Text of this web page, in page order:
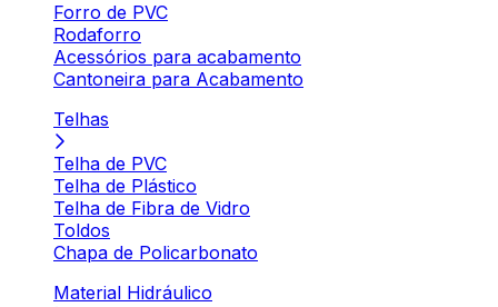
Forro de PVC
Rodaforro
Acessórios para acabamento
Cantoneira para Acabamento
Telhas
Telha de PVC
Telha de Plástico
Telha de Fibra de Vidro
Toldos
Chapa de Policarbonato
Material Hidráulico